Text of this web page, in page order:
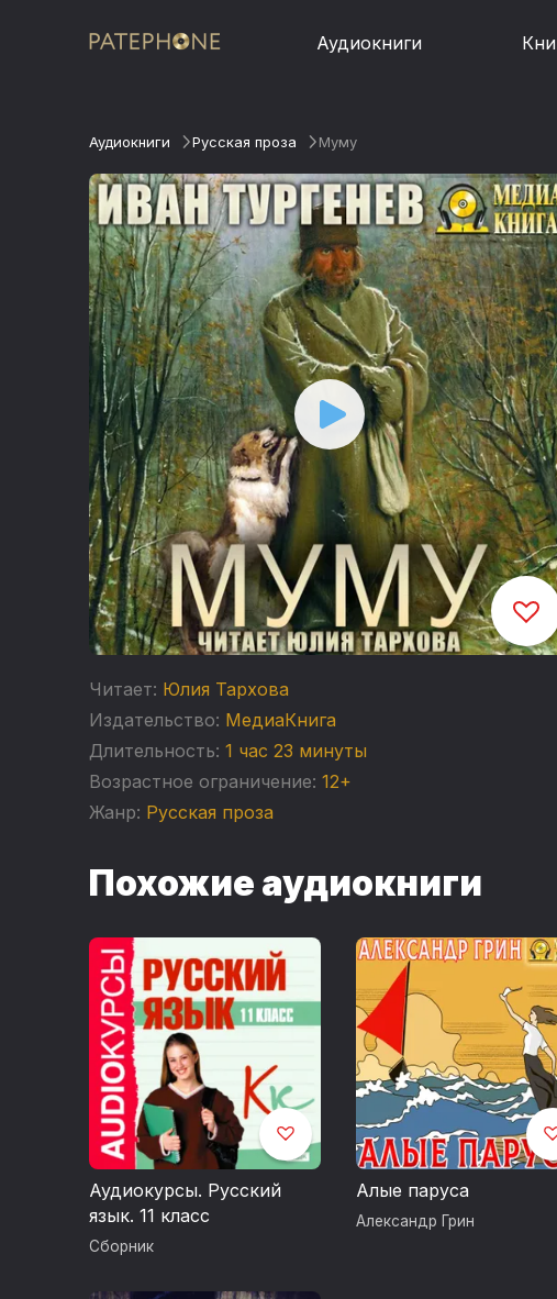
Аудиокниги
Аудиокниги Русская проза Муму
Читает: Юлия Тархова
Издательство: МедиаКнига
Длительность: 1 час 23 минуты
Возрастное ограничение: 12+
Жанр: Русская проза
Похожие аудиокниги
Аудиокурсы. Русский
язык. 11 класс
Сборник
Алые паруса
Александр Грин